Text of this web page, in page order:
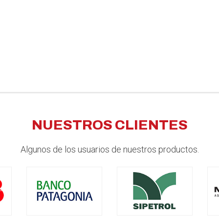
NUESTROS CLIENTES
Algunos de los usuarios de nuestros productos.